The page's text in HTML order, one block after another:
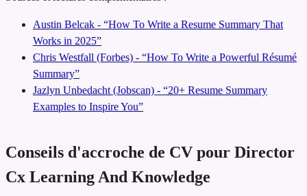
Austin Belcak - “How To Write a Resume Summary That
Works in 2025”
Chris Westfall (Forbes) - “How To Write a Powerful Résumé
Summary”
Jazlyn Unbedacht (Jobscan) - “20+ Resume Summary
Examples to Inspire You”
Conseils d'accroche de CV pour Director
Cx Learning And Knowledge